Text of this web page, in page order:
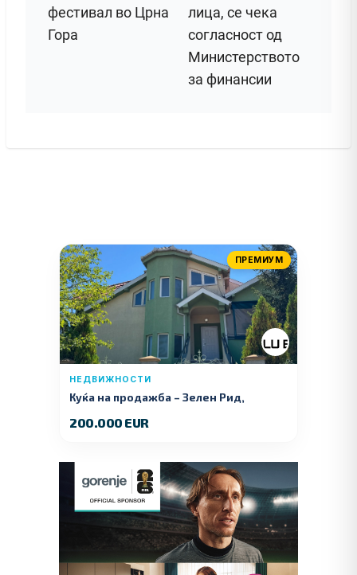
фестивал во Црна
Гора
лица, се чека
согласност од
Министерството
за финансии
ПРЕМИУМ
НЕДВИЖНОСТИ
Куќа на продажба – Зелeн Рид,
200.000 EUR